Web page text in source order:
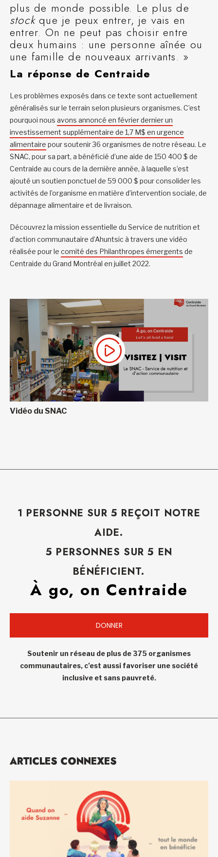
plus de monde possible. Le plus de
stockque je peux entrer, je vais en
entrer. On ne peut pas choisir entre
deux humains : une personne aînée ou
une famille de nouveaux arrivants. »
La réponse de Centraide
Les problèmes exposés dans ce texte sont actuellement
généralisés sur le terrain selon plusieurs organismes. C’est
pourquoi nous avons annoncé en février dernier un
investissement supplémentaire de 1,7 M$ en urgence
alimentaire pour soutenir 36 organismes de notre réseau. Le
SNAC, pour sa part, a bénéficié d’une aide de 150 400 $ de
Centraide au cours de la dernière année, à laquelle s’est
ajouté un soutien ponctuel de 59 000 $ pour consolider les
activités de l’organisme en matière d’intervention sociale, de
dépannage alimentaire et de livraison.
Découvrez la mission essentielle du Service de nutrition et
d’action communautaire d’Ahuntsic à travers une vidéo
réalisée pour le comité des Philanthropes émergents de
Centraide du Grand Montréal en juillet 2022.
Vidéo du SNAC
1 PERSONNE SUR 5 REÇOIT NOTRE
AIDE.
5 PERSONNES SUR 5 EN
BÉNÉFICIENT.
À go, on Centraide
DONNER
Soutenir un réseau de plus de 375 organismes
communautaires, c’est aussi favoriser une société
inclusive et sans pauvreté.
ARTICLES CONNEXES